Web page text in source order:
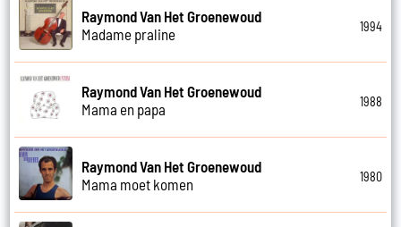
Raymond Van Het Groenewoud
Madame praline
1994
Raymond Van Het Groenewoud
Mama en papa
1988
Raymond Van Het Groenewoud
Mama moet komen
1980